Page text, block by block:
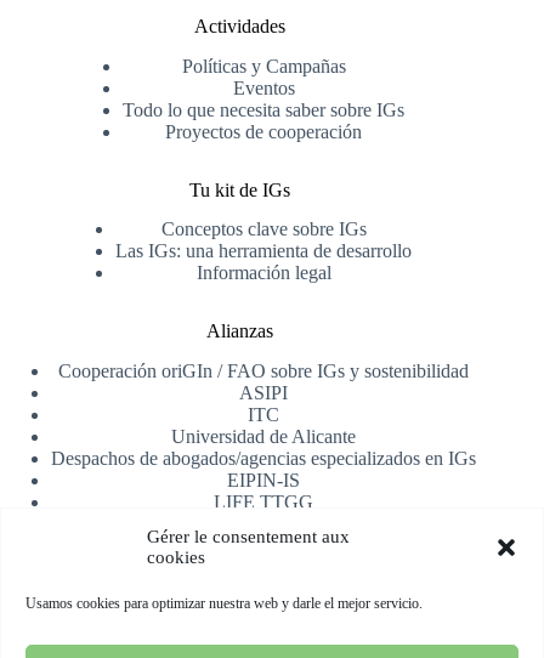
Gérer le consentement aux
cookies
Usamos cookies para optimizar nuestra web y darle el mejor servicio.
Actividades
Políticas y Campañas
Eventos
Todo lo que necesita saber sobre IGs
Proyectos de cooperación
Tu kit de IGs
Conceptos clave sobre IGs
Las IGs: una herramienta de desarrollo
Información legal
Alianzas
Cooperación oriGIn / FAO sobre IGs y sostenibilidad
ASIPI
ITC
Universidad de Alicante
Despachos de abogados/agencias especializados en IGs
EIPIN-IS
LIFE TTGG